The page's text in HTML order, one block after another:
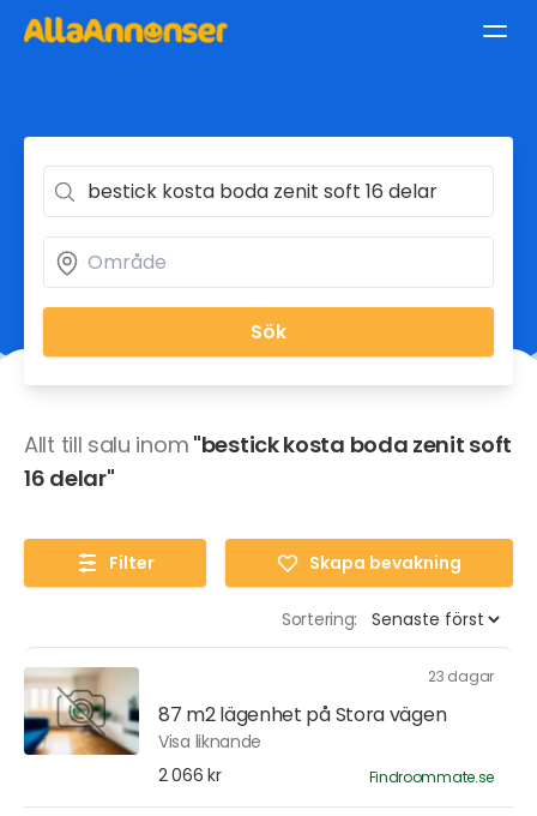
Sök
Allt till salu inom "bestick kosta boda zenit soft
16 delar"
Filter Skapa bevakning
Sortering:
23 dagar
87 m2 lägenhet på Stora vägen
Visa liknande
2 066 kr
Findroommate.se